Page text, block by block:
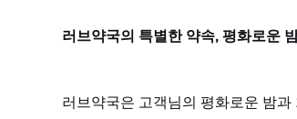
러브약국의 특별한 약속, 평화로운
러브약국은 고객님의 평화로운 밤